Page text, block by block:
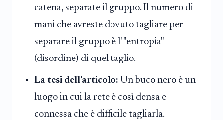
catena, separate il gruppo. Il numero di
mani che avreste dovuto tagliare per
separare il gruppo è l' "entropia"
(disordine) di quel taglio.
La tesi dell'articolo: Un buco nero è un
luogo in cui la rete è così densa e
connessa che è difficile tagliarla.